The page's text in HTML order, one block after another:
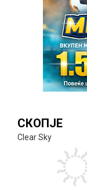
СКОПЈЕ
Clear Sky